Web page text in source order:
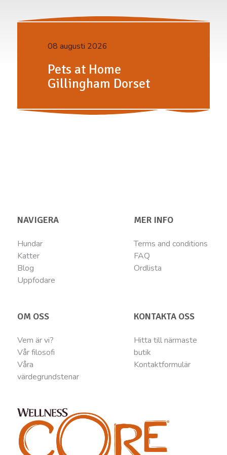
08 augusti 2026
Pets at Home
Gillingham Dorset
NAVIGERA
Hundar
Katter
Blog
Uppfodare
MER INFO
Terms and conditions
FAQ
Ordlista
OM OSS
Vem är vi?
Vår filosofi
Våra
värdegrundstenar
KONTAKTA OSS
Hitta till närmaste
butik
Kontaktformulär